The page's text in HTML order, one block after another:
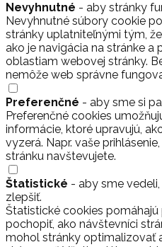
Nevyhnutné - aby stránky
Nevyhnutné súbory cookie
stránky uplatniteľnými tým,
ako je navigácia na stránke a
oblastiam webovej stránky.
nemôže web správne
Preferenčné - aby sme si
Preferenčné cookies
informácie, ktoré upravujú,
vyzerá. Napr. vaše
stránku navštevujete.
Štatistické - aby sme
zlepšiť.
Štatistické cookies
pochopiť, ako návštevníci
mohol stránky optimalizovať